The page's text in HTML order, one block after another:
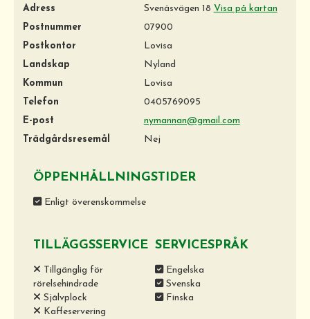
Adress
Svenäsvägen 18 Visa på kartan
Postnummer
07900
Postkontor
Lovisa
Landskap
Nyland
Kommun
Lovisa
Telefon
0405769095
E-post
nymannan@gmail.com
Trädgårdsresemål
Nej
ÖPPENHÅLLNINGSTIDER
Enligt överenskommelse
TILLÄGGSSERVICE
Tillgänglig för
rörelsehindrade
Självplock
Kaffeservering
SERVICESPRÅK
Engelska
Svenska
Finska